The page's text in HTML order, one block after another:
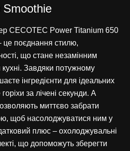
CECOTEC Power Titanium 650
це поєднання стилю,
що стане незамінним
Завдяки потужному
інгредієнти для ідеальних
за лічені секунди. А
миттєво забрати
щоб насолоджуватися ним у
плюс – охолоджувальні
що допоможуть зберегти